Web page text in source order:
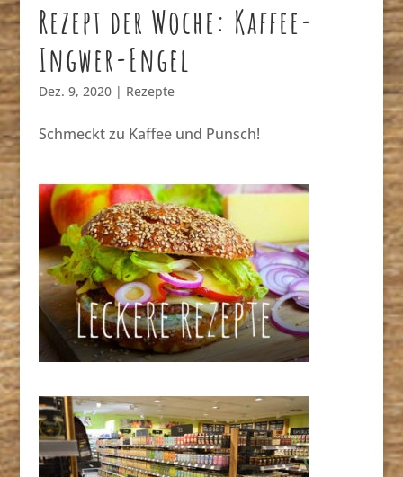
Rezept der Woche: Kaffee-
Ingwer-Engel
Dez. 9, 2020| Rezepte
Schmeckt zu Kaffee und Punsch!